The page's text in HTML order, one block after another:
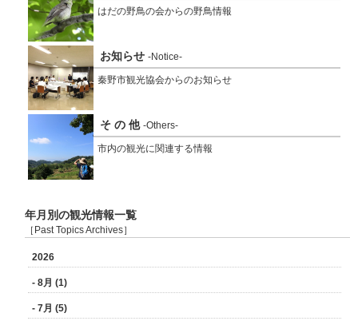
はだの野鳥の会からの野鳥情報
お知らせ -Notice-
秦野市観光協会からのお知らせ
そ の 他 -Others-
市内の観光に関連する情報
年月別の観光情報一覧
［Past Topics Archives］
2026
- 8月 (1)
- 7月 (5)